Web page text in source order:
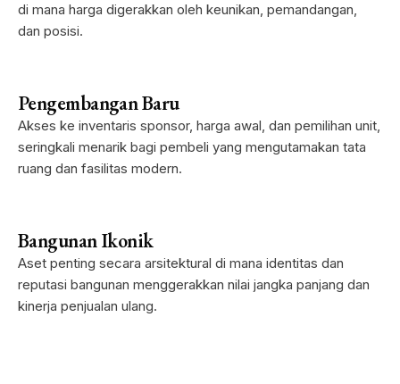
di mana harga digerakkan oleh keunikan, pemandangan,
dan posisi.
Pengembangan Baru
Akses ke inventaris sponsor, harga awal, dan pemilihan unit,
seringkali menarik bagi pembeli yang mengutamakan tata
ruang dan fasilitas modern.
Bangunan Ikonik
Aset penting secara arsitektural di mana identitas dan
reputasi bangunan menggerakkan nilai jangka panjang dan
kinerja penjualan ulang.